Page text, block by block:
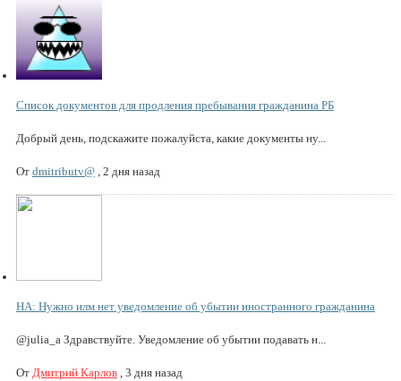
Список документов для продления пребывания гражданина РБ
Добрый день, подскажите пожалуйста, какие документы ну...
От dmitributv@ , 2 дня назад
НА: Нужно илм нет уведомление об убытии иностранного гражданина
@julia_a Здравствуйте. Уведомление об убытии подавать н...
От Дмитрий Карлов , 3 дня назад